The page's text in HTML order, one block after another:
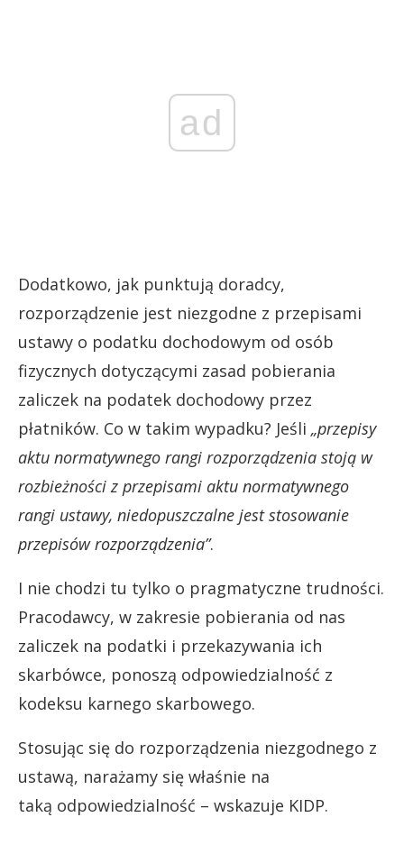
ad
Dodatkowo, jak punktują doradcy,
rozporządzenie jest niezgodne z przepisami
ustawy o podatku dochodowym od osób
fizycznych dotyczącymi zasad pobierania
zaliczek na podatek dochodowy przez
płatników. Co w takim wypadku? Jeśli „przepisy
aktu normatywnego rangi rozporządzenia stoją w
rozbieżności z przepisami aktu normatywnego
rangi ustawy, niedopuszczalne jest stosowanie
przepisów rozporządzenia”.
I nie chodzi tu tylko o pragmatyczne trudności.
Pracodawcy, w zakresie pobierania od nas
zaliczek na podatki i przekazywania ich
skarbówce, ponoszą odpowiedzialność z
kodeksu karnego skarbowego.
Stosując się do rozporządzenia niezgodnego z
ustawą, narażamy się właśnie na
taką odpowiedzialność – wskazuje KIDP.